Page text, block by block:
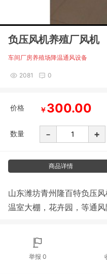
负压风机养殖厂风机
车间厂房养殖场降温通风设备
2081 0
价格 ￥300.00
数量 - +
商品详情
山东潍坊青州隆百特负压
温室大棚，花卉园，等通风
举报 0